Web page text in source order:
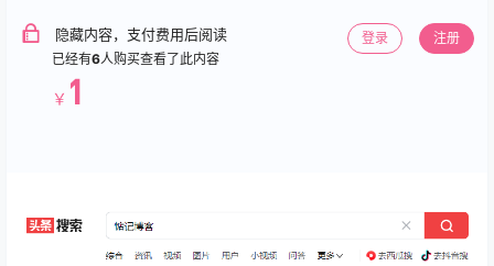
隐藏内容，支付费用后阅读
已经有6人购买查看了此内容
￥ 1
登录 注册